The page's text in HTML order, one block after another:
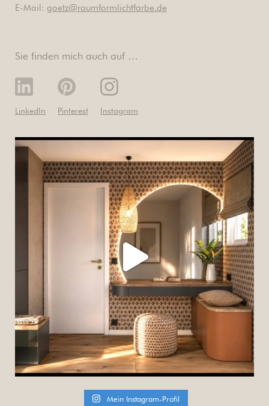
E-Mail: goetz@raumformlichtfarbe.de
Sie finden mich auch auf …
LinkedIn Pinterest Instagram
Mein Instagram-Profil